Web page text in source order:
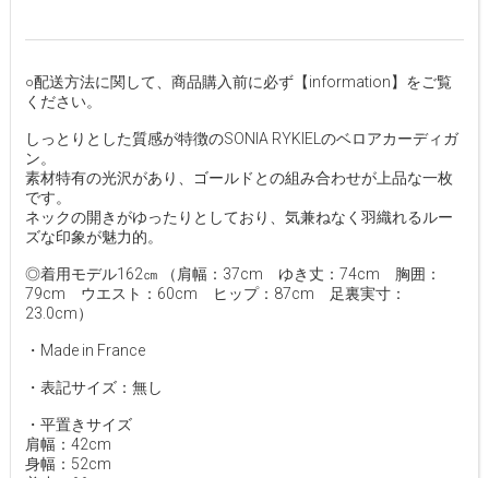
○配送方法に関して、商品購入前に必ず【information】をご覧
ください。
しっとりとした質感が特徴のSONIA RYKIELのベロアカーディガ
ン。
素材特有の光沢があり、ゴールドとの組み合わせが上品な一枚
です。
ネックの開きがゆったりとしており、気兼ねなく羽織れるルー
ズな印象が魅力的。
◎着用モデル162㎝ （肩幅：37cm ゆき丈：74cm 胸囲：
79cm ウエスト：60cm ヒップ：87cm 足裏実寸：
23.0cm）
・Made in France
・表記サイズ：無し
・平置きサイズ
肩幅：42cm
身幅：52cm